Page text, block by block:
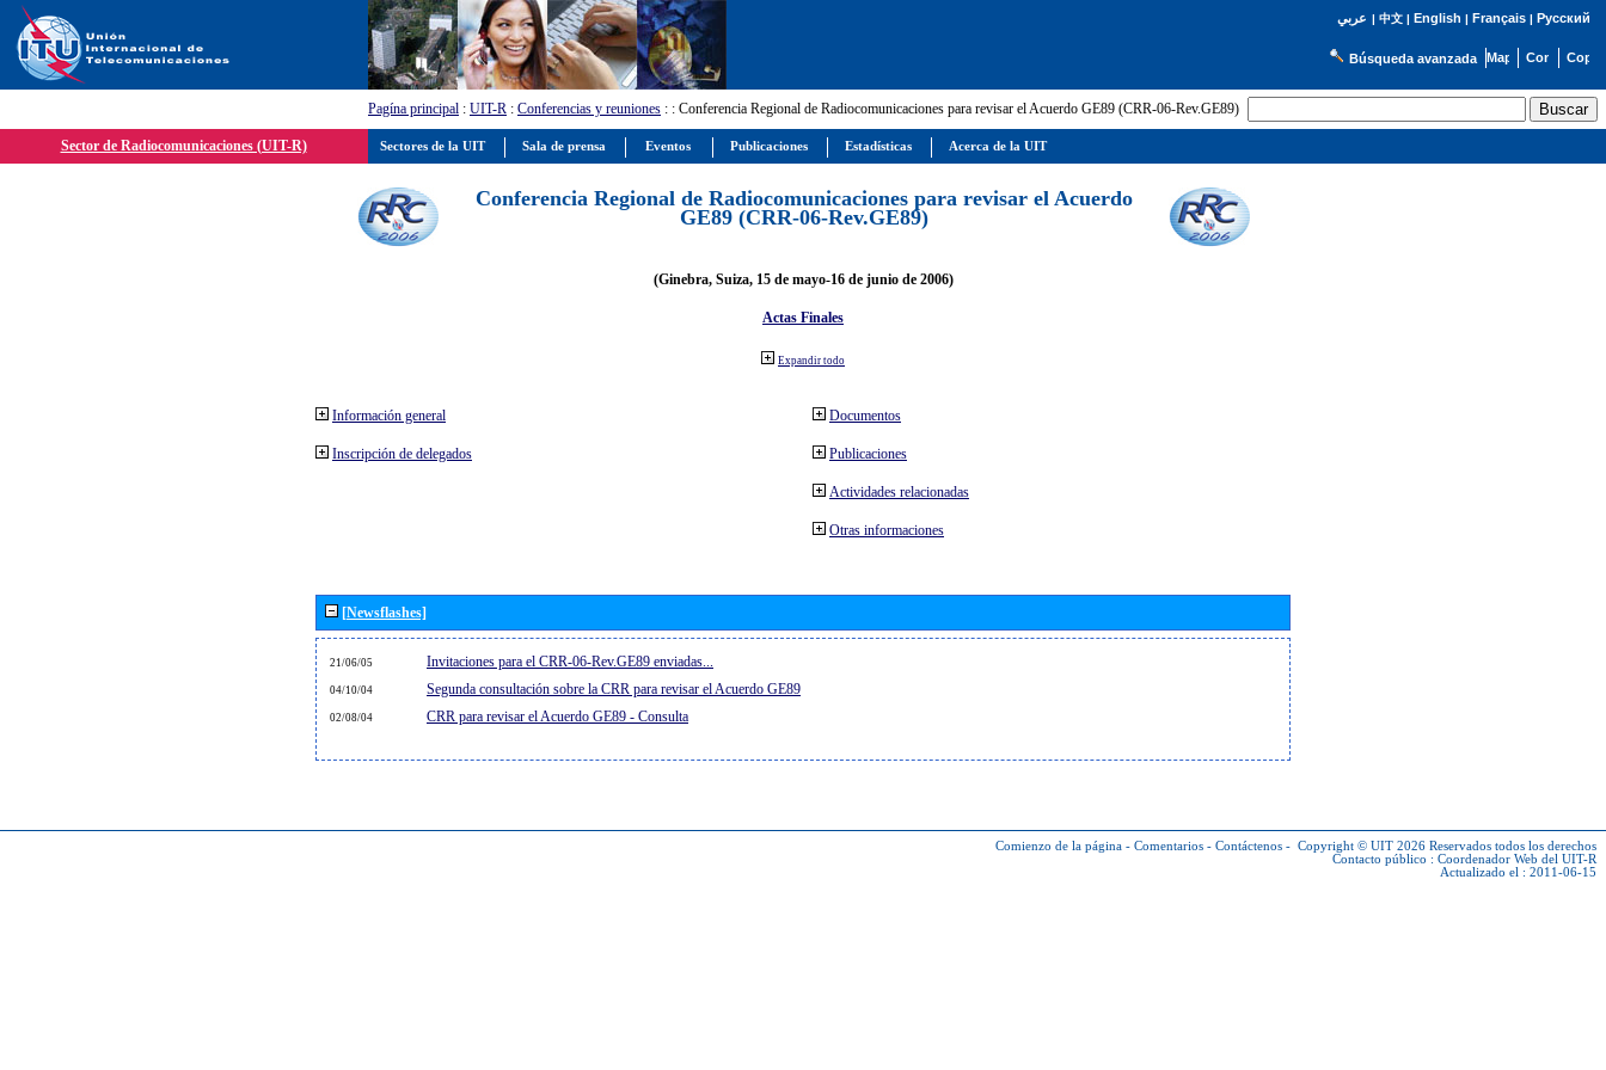
عربي | 中文| English | Français| Русский
Búsqueda avanzada
Pagína principal : UIT-R : Conferencias y reuniones : : Conferencia Regional de Radiocomunicaciones para revisar el Acuerdo GE89 (CRR-06-Rev.GE89)
Sector de Radiocomunicaciones (UIT-R)
Conferencia Regional de Radiocomunicaciones para revisar el Acuerdo
GE89 (CRR-06-Rev.GE89)
(Ginebra, Suiza, 15 de mayo-16 de junio de 2006)
Actas Finales
Expandir todo
Información general
Inscripción de delegados
Documentos
Publicaciones
Actividades relacionadas
Otras informaciones
[Newsflashes]
21/06/05 Invitaciones para el CRR-06-Rev.GE89 enviadas...
04/10/04 Segunda consultación sobre la CRR para revisar el Acuerdo GE89
02/08/04 CRR para revisar el Acuerdo GE89 - Consulta
Comienzo de la página - Comentarios - Contáctenos - Copyright © UIT 2026 Reservados todos los derechos
Contacto público : Coordenador Web del UIT-R
Actualizado el : 2011-06-15
Sectores de la UIT Sala de prensa Eventos Publicaciones Estadísticas Acerca de la UIT